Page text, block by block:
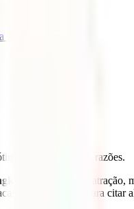
Camboja?
ideia por muitas razões.
são a principal atração,
em Koh Rong, para citar